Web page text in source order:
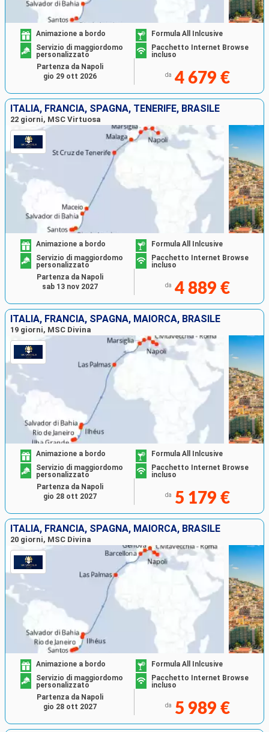
Animazione a bordo
Formula All Inlcusive
Servizio di maggiordomo
personalizzato
Pacchetto Internet Browse
incluso
da 4 679 €
Partenza da Napoli
gio 29 ott 2026
ITALIA, FRANCIA, SPAGNA, TENERIFE, BRASILE
22 giorni, MSC Virtuosa
Animazione a bordo
Formula All Inlcusive
Servizio di maggiordomo
personalizzato
Pacchetto Internet Browse
incluso
da 4 889 €
Partenza da Napoli
sab 13 nov 2027
ITALIA, FRANCIA, SPAGNA, MAIORCA, BRASILE
19 giorni, MSC Divina
Animazione a bordo
Formula All Inlcusive
Servizio di maggiordomo
personalizzato
Pacchetto Internet Browse
incluso
da 5 179 €
Partenza da Napoli
gio 28 ott 2027
ITALIA, FRANCIA, SPAGNA, MAIORCA, BRASILE
20 giorni, MSC Divina
Animazione a bordo
Formula All Inlcusive
Servizio di maggiordomo
personalizzato
Pacchetto Internet Browse
incluso
da 5 989 €
Partenza da Napoli
gio 28 ott 2027